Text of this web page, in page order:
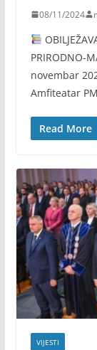
08/11/2024
PRIRODNO-
novembar
Amfiteatar
Read More
VIJESTI